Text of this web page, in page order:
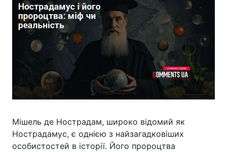
Мішель де Нострадам, широко відомий як
Нострадамус, є однією з найзагадковіших
особистостей в історії. Його пророцтва